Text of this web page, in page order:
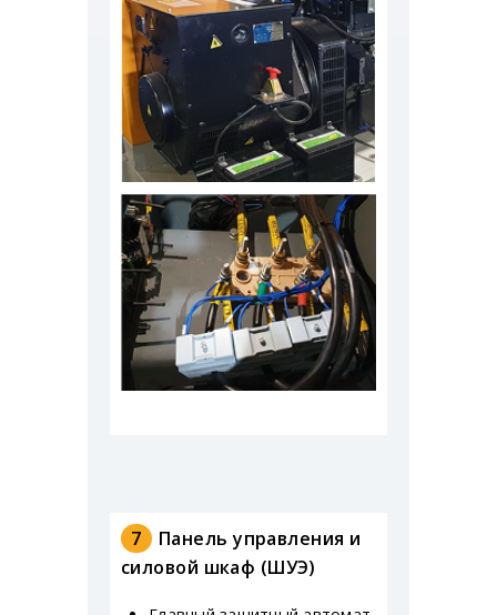
7
Панель управления и
силовой шкаф (ШУЭ)